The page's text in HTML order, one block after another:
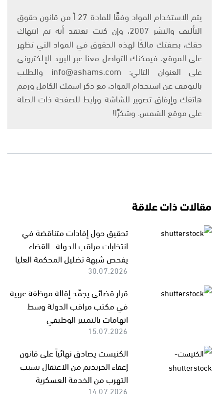
يتم الاستخدام المواد وفقًا للمادة 27 أ من قانون حقوق
التأليف والنشر 2007، وإن كنت تعتقد أنه تم انتهاك
حقك، بصفتك مالكًا لهذه الحقوق في المواد التي تظهر
على الموقع، فيمكنك التواصل معنا عبر البريد الإلكتروني
على العنوان التالي: info@ashams.com والطلب
بالتوقف عن استخدام المواد، مع ذكر اسمك الكامل ورقم
هاتفك وإرفاق تصوير للشاشة ورابط للصفحة ذات الصلة
على موقع الشمس. وشكرًا!
مقالات ذات علاقة
تحقيق حول إفادات متناقضة في
انتخابات مراقب الدولة.. القضاء
يفحص شبهة تضليل المحكمة العليا
30.07.2026
قرار قضائي يجمّد إقالة موظفة عربية
في مكتب مراقب الدولة وسط
اتهامات بالتمييز الوظيفي
15.07.2026
الكنيست يصادق نهائياً على قانون
إعفاء الحريديم من الاعتقال بسبب
التهرب من الخدمة العسكرية
14.07.2026